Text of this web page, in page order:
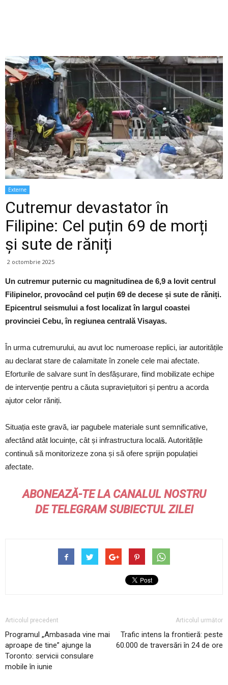
Externe
Cutremur devastator în
Filipine: Cel puțin 69 de morți
și sute de răniți
2 octombrie 2025
Un cutremur puternic cu magnitudinea de 6,9 a lovit centrul
Filipinelor, provocând cel puțin 69 de decese și sute de răniți.
Epicentrul seismului a fost localizat în largul coastei
provinciei Cebu, în regiunea centrală Visayas.
În urma cutremurului, au avut loc numeroase replici, iar autoritățile
au declarat stare de calamitate în zonele cele mai afectate.
Eforturile de salvare sunt în desfășurare, fiind mobilizate echipe
de intervenție pentru a căuta supraviețuitori și pentru a acorda
ajutor celor răniți.
Situația este gravă, iar pagubele materiale sunt semnificative,
afectând atât locuințe, cât și infrastructura locală. Autoritățile
continuă să monitorizeze zona și să ofere sprijin populației
afectate.
ABONEAZĂ-TE LA CANALUL NOSTRU
DETELEGRAMSUBIECTUL ZILEI
Articolul precedent
Programul „Ambasada vine mai
aproape de tine” ajunge la
Toronto: servicii consulare
mobile în iunie
Articolul următor
Trafic intens la frontieră: peste
60.000 de traversări în 24 de ore